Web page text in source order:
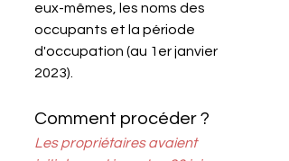
eux-mêmes, les noms des
occupants et la période
d'occupation (au 1er janvier
2023).
Comment procéder ?
Les propriétaires avaient